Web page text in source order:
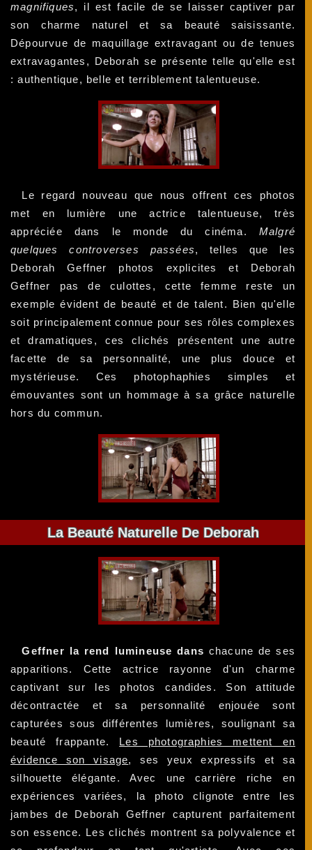
magnifiques, il est facile de se laisser captiver par
son charme naturel et sa beauté saisissante.
Dépourvue de maquillage extravagant ou de tenues
extravagantes, Deborah se présente telle qu'elle est
: authentique, belle et terriblement talentueuse.
Le regard nouveau que nous offrent ces photos
met en lumière une actrice talentueuse, très
appréciée dans le monde du cinéma. Malgré
quelques controverses passées, telles que les
Deborah Geffner photos explicites et Deborah
Geffner pas de culottes, cette femme reste un
exemple évident de beauté et de talent. Bien qu'elle
soit principalement connue pour ses rôles complexes
et dramatiques, ces clichés présentent une autre
facette de sa personnalité, une plus douce et
mystérieuse. Ces photophaphies simples et
émouvantes sont un hommage à sa grâce naturelle
hors du commun.
La Beauté Naturelle De Deborah
Geffner la rend lumineuse dans chacune de ses
apparitions. Cette actrice rayonne d'un charme
captivant sur les photos candides. Son attitude
décontractée et sa personnalité enjouée sont
capturées sous différentes lumières, soulignant sa
beauté frappante. Les photographies mettent en
évidence son visage, ses yeux expressifs et sa
silhouette élégante. Avec une carrière riche en
expériences variées, la photo clignote entre les
jambes de Deborah Geffner capturent parfaitement
son essence. Les clichés montrent sa polyvalence et